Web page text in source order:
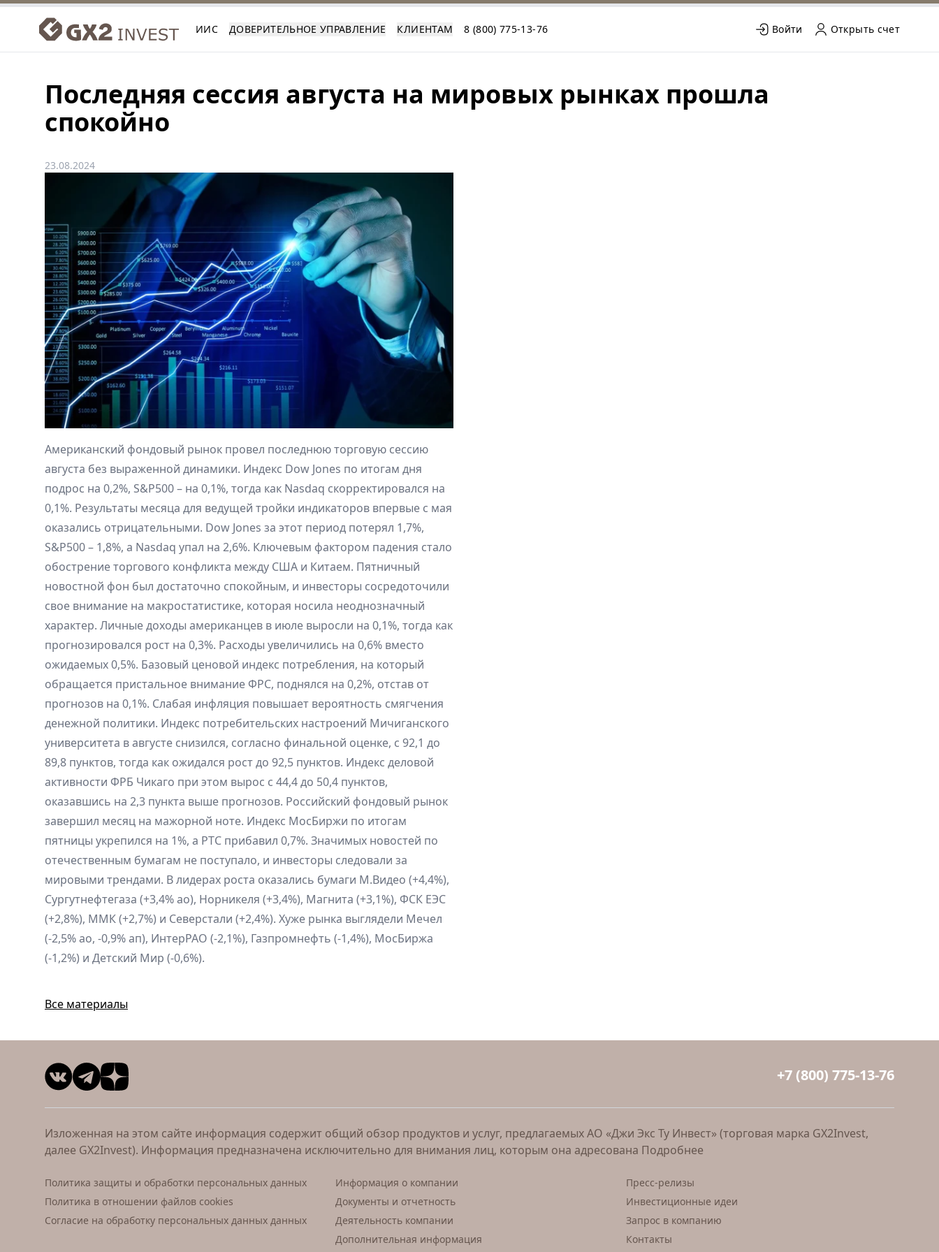
ИИС ДОВЕРИТЕЛЬНОЕ УПРАВЛЕНИЕ КЛИЕНТАМ 8 (800) 775-13-76 Войти Открыть счет
Последняя сессия августа на мировых рынках прошла
спокойно
23.08.2024
Американский фондовый рынок провел последнюю торговую сессию
августа без выраженной динамики. Индекс Dow Jones по итогам дня
подрос на 0,2%, S&P500 – на 0,1%, тогда как Nasdaq скорректировался на
0,1%. Результаты месяца для ведущей тройки индикаторов впервые с мая
оказались отрицательными. Dow Jones за этот период потерял 1,7%,
S&P500 – 1,8%, а Nasdaq упал на 2,6%. Ключевым фактором падения стало
обострение торгового конфликта между США и Китаем. Пятничный
новостной фон был достаточно спокойным, и инвесторы сосредоточили
свое внимание на макростатистике, которая носила неоднозначный
характер. Личные доходы американцев в июле выросли на 0,1%, тогда как
прогнозировался рост на 0,3%. Расходы увеличились на 0,6% вместо
ожидаемых 0,5%. Базовый ценовой индекс потребления, на который
обращается пристальное внимание ФРС, поднялся на 0,2%, отстав от
прогнозов на 0,1%. Слабая инфляция повышает вероятность смягчения
денежной политики. Индекс потребительских настроений Мичиганского
университета в августе снизился, согласно финальной оценке, с 92,1 до
89,8 пунктов, тогда как ожидался рост до 92,5 пунктов. Индекс деловой
активности ФРБ Чикаго при этом вырос с 44,4 до 50,4 пунктов,
оказавшись на 2,3 пункта выше прогнозов. Российский фондовый рынок
завершил месяц на мажорной ноте. Индекс МосБиржи по итогам
пятницы укрепился на 1%, а РТС прибавил 0,7%. Значимых новостей по
отечественным бумагам не поступало, и инвесторы следовали за
мировыми трендами. В лидерах роста оказались бумаги М.Видео (+4,4%),
Сургутнефтегаза (+3,4% ао), Норникеля (+3,4%), Магнита (+3,1%), ФСК ЕЭС
(+2,8%), ММК (+2,7%) и Северстали (+2,4%). Хуже рынка выглядели Мечел
(-2,5% ао, -0,9% ап), ИнтерРАО (-2,1%), Газпромнефть (-1,4%), МосБиржа
(-1,2%) и Детский Мир (-0,6%).
Все материалы
+7 (800) 775-13-76
Изложенная на этом сайте информация содержит общий обзор продуктов и услуг, предлагаемых АО «Джи Экс Ту Инвест» (торговая марка GX2Invest,
далее GX2Invest). Информация предназначена исключительно для внимания лиц, которым она адресована Подробнее
Политика защиты и обработки персональных данных
Политика в отношении файлов cookies
Согласие на обработку персональных данных данных
Информация о компании
Документы и отчетность
Деятельность компании
Дополнительная информация
Пресс-релизы
Инвестиционные идеи
Запрос в компанию
Контакты